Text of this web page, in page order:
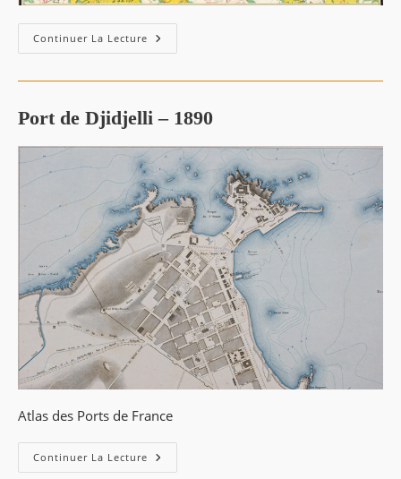
Continuer La Lecture Djidjelli
–
Port de Djidjelli – 1890
Atlas des Ports de France
Continuer La Lecture Port
De